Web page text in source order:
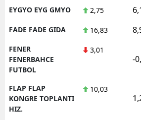
EYGYO EYG GMYO 2,75
FADE FADE GIDA 16,83
FENER
FENERBAHCE
FUTBOL
3,01
-
FLAP FLAP
KONGRE TOPLANTI
HIZ.
10,03